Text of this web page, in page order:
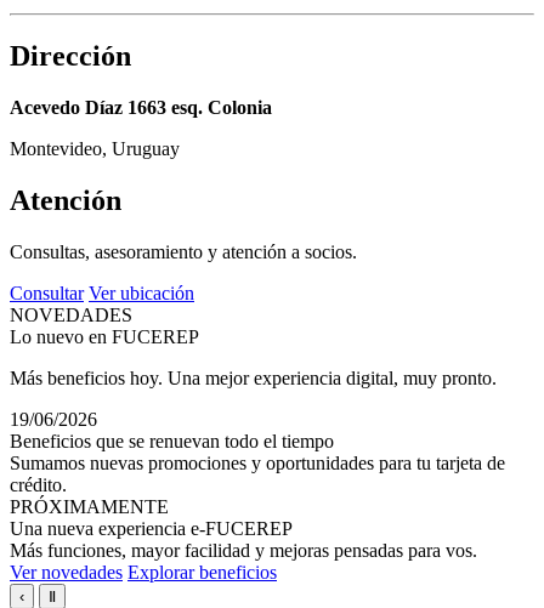
Dirección
Acevedo Díaz 1663 esq. Colonia
Montevideo, Uruguay
Atención
Consultas, asesoramiento y atención a socios.
Consultar Ver ubicación
NOVEDADES
Lo nuevo en FUCEREP
Más beneficios hoy. Una mejor experiencia digital, muy pronto.
19/06/2026
Beneficios que se renuevan todo el tiempo
Sumamos nuevas promociones y oportunidades para tu tarjeta de
crédito.
PRÓXIMAMENTE
Una nueva experiencia e-FUCEREP
Más funciones, mayor facilidad y mejoras pensadas para vos.
Ver novedades Explorar beneficios
‹
Ⅱ